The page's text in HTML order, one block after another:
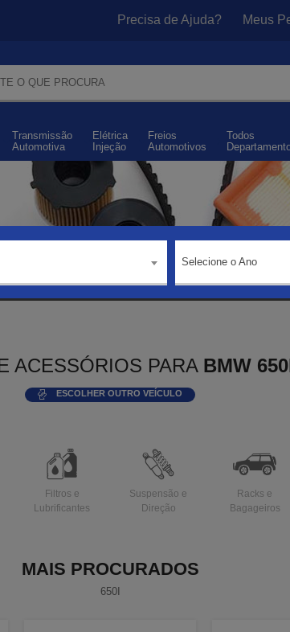
Precisa de Ajuda? Meus
Transmissão
Automotiva
Elétrica
Injeção
Freios
Automotivos
Todos
Selecione o Ano
ACESSÓRIOS PARA BMW
ESCOLHER OUTRO VEÍCULO
Filtros e
Lubrificantes
Suspensão e
Direção
Racks e
Bagageiros
MAIS PROCURADOS
650I